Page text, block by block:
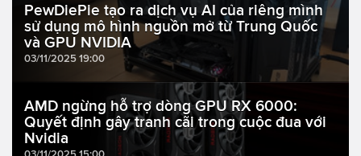
PewDiePie tạo ra dịch vụ AI của riêng mình
sử dụng mô hình nguồn mở từ Trung Quốc
và GPU NVIDIA
03/11/2025 19:00
AMD ngừng hỗ trợ dòng GPU RX 6000:
Quyết định gây tranh cãi trong cuộc đua với
Nvidia